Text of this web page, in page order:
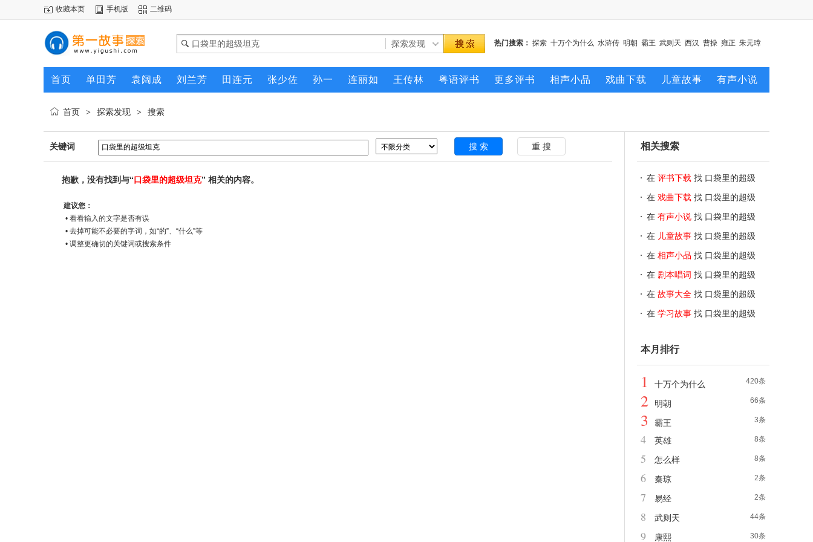
收藏本页 手机版 二维码
热门搜索： 探索 十万个为什么 水浒传 明朝 霸王 武则天 西汉 曹操 雍正 朱元璋
首页 单田芳 袁阔成 刘兰芳 田连元 张少佐 孙一 连丽如 王传林 粤语评书 更多评书 相声小品 戏曲下载 儿童故事 有声小说
首页 > 探索发现 > 搜索
关键词
抱歉，没有找到与“口袋里的超级坦克” 相关的内容。
建议您：
• 看看输入的文字是否有误
• 去掉可能不必要的字词，如“的”、“什么”等
• 调整更确切的关键词或搜索条件
相关搜索
在 评书下载 找 口袋里的超级
坦克
在 戏曲下载 找 口袋里的超级
坦克
在 有声小说 找 口袋里的超级
坦克
在 儿童故事 找 口袋里的超级
坦克
在 相声小品 找 口袋里的超级
坦克
在 剧本唱词 找 口袋里的超级
坦克
在 故事大全 找 口袋里的超级
坦克
在 学习故事 找 口袋里的超级
本月排行
420条
1 十万个为什么
66条
2 明朝
3条
3 霸王
8条
4 英雄
8条
5 怎么样
2条
6 秦琼
2条
7 易经
44条
8 武则天
30条
9 康熙